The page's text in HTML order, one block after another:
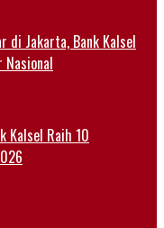
di Jakarta, Bank Kalsel
Nasional
Kalsel Raih 10